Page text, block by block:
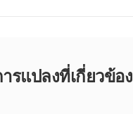
รแปลงที่เกี่ยวข้อง